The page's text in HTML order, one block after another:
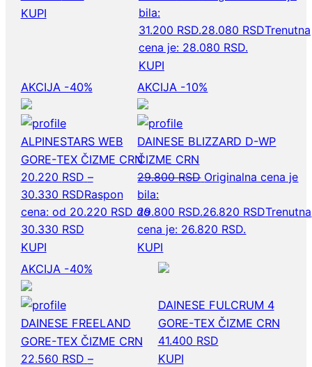
KUPI
bila:
31.200 RSD.28.080 RSDTrenutna
cena je: 28.080 RSD.
KUPI
AKCIJA -40%
ALPINESTARS WEB
GORE-TEX ČIZME CRN
20.220 RSD –
30.330 RSDRaspon
cena: od 20.220 RSD do
30.330 RSD
KUPI
AKCIJA -10%
DAINESE BLIZZARD D-WP
ČIZME CRN
29.800RSD Originalna cena je
bila:
29.800 RSD.26.820 RSDTrenutna
cena je: 26.820 RSD.
KUPI
AKCIJA -40%
DAINESE FREELAND
GORE-TEX ČIZME CRN
22.560 RSD –
DAINESE FULCRUM 4
GORE-TEX ČIZME CRN
41.400 RSD
KUPI